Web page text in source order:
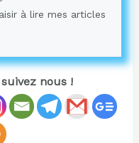
à lire mes articles
nous !